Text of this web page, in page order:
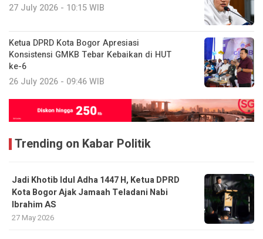
27 July 2026 - 10:15 WIB
Ketua DPRD Kota Bogor Apresiasi
Konsistensi GMKB Tebar Kebaikan di HUT
ke-6
26 July 2026 - 09:46 WIB
Trending on Kabar Politik
Jadi Khotib Idul Adha 1447 H, Ketua DPRD
Kota Bogor Ajak Jamaah Teladani Nabi
Ibrahim AS
27 May 2026